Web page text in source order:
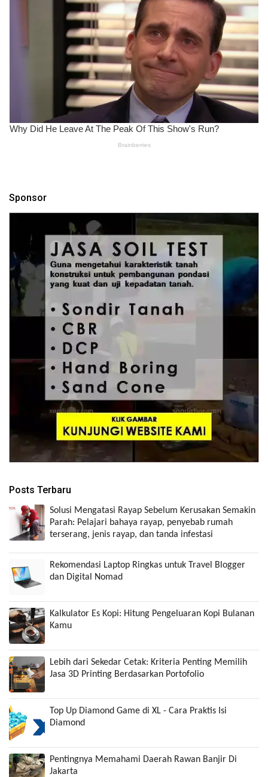
Sponsor
Posts Terbaru
Solusi Mengatasi Rayap Sebelum Kerusakan Semakin
Parah: Pelajari bahaya rayap, penyebab rumah
terserang, jenis rayap, dan tanda infestasi
Rekomendasi Laptop Ringkas untuk Travel Blogger
dan Digital Nomad
Kalkulator Es Kopi: Hitung Pengeluaran Kopi Bulanan
Kamu
Lebih dari Sekedar Cetak: Kriteria Penting Memilih
Jasa 3D Printing Berdasarkan Portofolio
Top Up Diamond Game di XL - Cara Praktis Isi
Diamond
Pentingnya Memahami Daerah Rawan Banjir Di
Jakarta